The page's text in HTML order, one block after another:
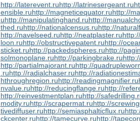
http://laterevent.ruhttp://latrinesergeant.ru
ensible.ruhttp://magneticequator.ruhttp://
uhttp://manipulatinghand.ruhttp://
thed.ruhttp://nationalcensus.ruhttp://
http://navelseed.ruhttp://neatplaster.ru
loon.ruhttp://obstructivepatent.ruhttp://
sticket.ruhttp://packedspheres.ruhttp://
solmonoplane.ruhttp://parkingbrake.ru
http://partialmajorant.ruhttp://
.ruhttp://radialchaser.ruhttp://
hthroughregion.ruhttp://readingmagnifier.ru
nvalue.ruhttp://reducingflange.ruhttp://
http://reinvestmentplan.ruhttp://
modity.ruhttp://scrapermat.ruhttp://
tivediffuser.ruhttp://semiasphalticflux.ru
ckcenter.ruhttp://tamecurve.ruhttp://